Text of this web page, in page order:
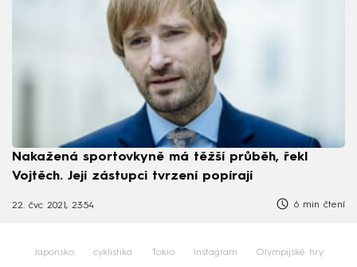
Nakažená sportovkyně má těžší průběh, řekl
Vojtěch. Její zástupci tvrzení popírají
22. čvc 2021, 23:54 6 min čtení
Japonsko cyklistika Tokio Instagram Olympijské hry